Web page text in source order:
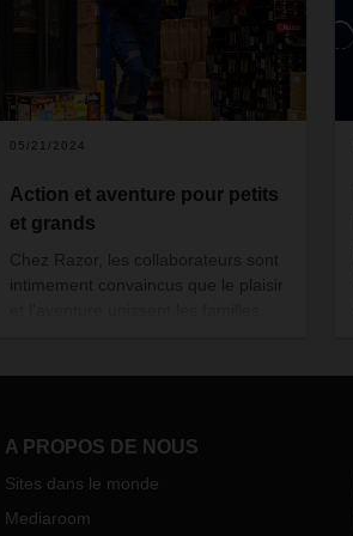
05/21/2024
Action et aventure pour petits
et grands
Chez Razor, les collaborateurs sont
intimement convaincus que le plaisir
électriques, en passant par les
de transport personnels pour petits
et grands. Grâce à sa clientèle
A PROPOS DE NOUS
Sites dans le monde
Mediaroom